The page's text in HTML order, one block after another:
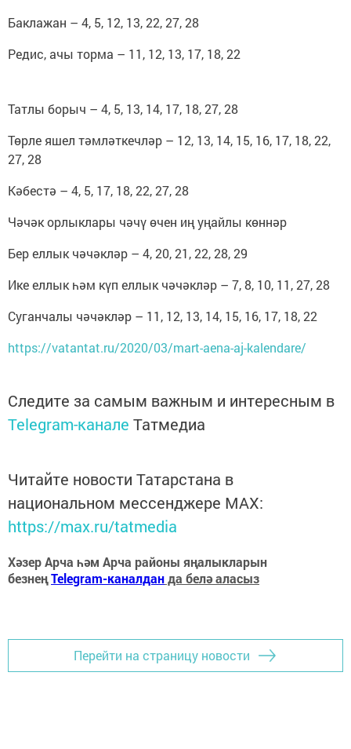
Баклажан – 4, 5, 12, 13, 22, 27, 28
Редис, ачы торма – 11, 12, 13, 17, 18, 22
Татлы борыч – 4, 5, 13, 14, 17, 18, 27, 28
Төрле яшел тәмләткечләр – 12, 13, 14, 15, 16, 17, 18, 22,
27, 28
Кәбестә – 4, 5, 17, 18, 22, 27, 28
Чәчәк орлыклары чәчү өчен иң уңайлы көннәр
Бер еллык чәчәкләр – 4, 20, 21, 22, 28, 29
Ике еллык һәм күп еллык чәчәкләр – 7, 8, 10, 11, 27, 28
Суганчалы чәчәкләр – 11, 12, 13, 14, 15, 16, 17, 18, 22
https://vatantat.ru/2020/03/mart-aena-aj-kalendare/
Следите за самым важным и интересным в
Telegram-канале Татмедиа
Читайте новости Татарстана в
национальном мессенджере MАХ:
https://max.ru/tatmedia
Хәзер Арча һәм Арча районы яңалыкларын
безнеңTelegram-каналданда белә аласыз
Перейти на страницу новости